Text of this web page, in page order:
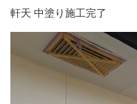
軒天 中塗り施工完了